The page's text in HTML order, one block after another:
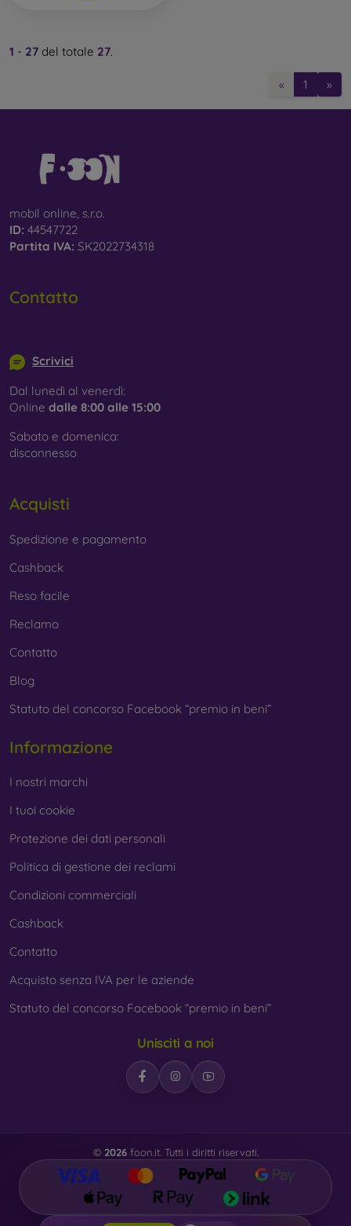
1 - 27 del totale 27.
« 1 »
mobil online, s.r.o.
ID: 44547722
Partita IVA: SK2022734318
Contatto
Scrivici
Dal lunedì al venerdì:
Online dalle 8:00 alle 15:00
Sabato e domenica:
disconnesso
Acquisti
Spedizione e pagamento
Cashback
Reso facile
Reclamo
Contatto
Blog
Statuto del concorso Facebook “premio in beni”
Informazione
I nostri marchi
I tuoi cookie
Protezione dei dati personali
Politica di gestione dei reclami
Condizioni commerciali
Cashback
Contatto
Acquisto senza IVA per le aziende
Statuto del concorso Facebook “premio in beni”
Unisciti a noi
© 2026foon.it. Tutti i diritti riservati.